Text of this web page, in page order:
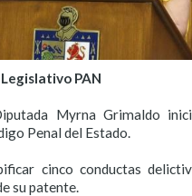
PAN
Myrna Grimaldo
Penal del Estado.
cinco conductas
su patente.